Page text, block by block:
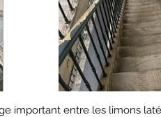
important entre les limons